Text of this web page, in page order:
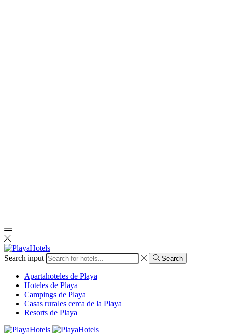
Search input Search
Apartahoteles de Playa
Hoteles de Playa
Campings de Playa
Casas rurales cerca de la Playa
Resorts de Playa